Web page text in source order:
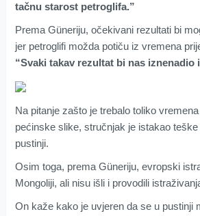
tačnu starost petroglifa.”
Prema Güneriju, očekivani rezultati bi
jer petroglifi možda potiču iz vremena
“Svaki takav rezultat bi nas iznenadio
Na pitanje zašto je trebalo toliko
pećinske slike, stručnjak je istakao
pustinji.
Osim toga, prema Güneriju, evropski
Mongoliji, ali nisu išli i provodili
On kaže kako je uvjeren da se u pustinji